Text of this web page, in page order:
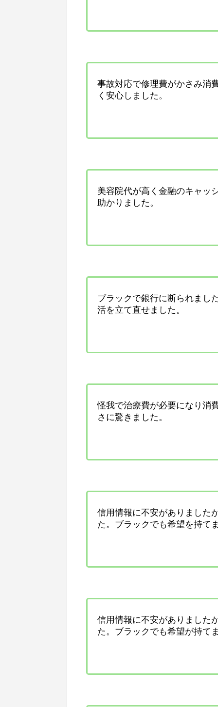
事故対応で修理費がかさみ消
く安心しました。
美容院代が高く金融のキャッ
助かりました。
ブラックで銀行に断られまし
活を立て直せました。
怪我で治療費が必要になり消
さに驚きました。
信用情報に不安がありました
た。ブラックでも希望を持て
信用情報に不安がありました
た。ブラックでも希望が持て